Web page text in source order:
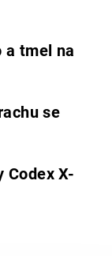
a tmel na
se
Codex X-